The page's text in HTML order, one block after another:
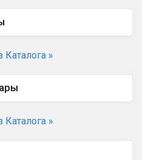
Каталога »
Каталога »